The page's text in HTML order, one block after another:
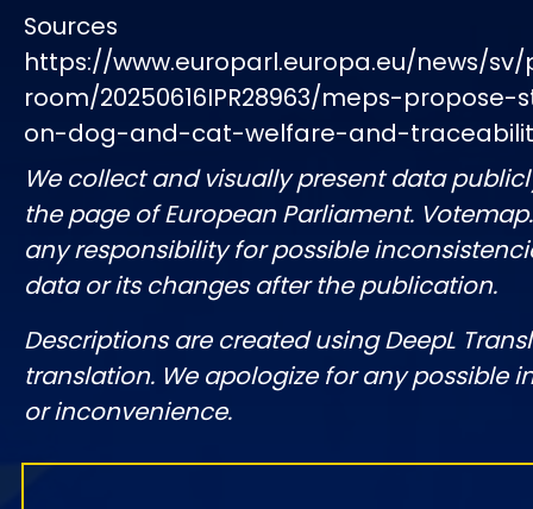
Sources
https://www.europarl.europa.eu/news/
room/20250616IPR28963/meps-
on-dog-and-cat-welfare-and-
We collect and visually present data
the page of European Parliament.
any responsibility for possible
data or its changes after the publication.
Descriptions are created using DeepL
translation. We apologize for any possible
or inconvenience.